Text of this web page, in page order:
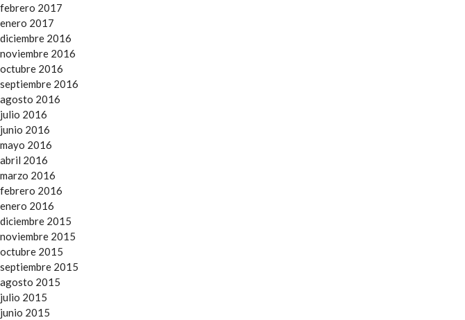
febrero 2017
enero 2017
diciembre 2016
noviembre 2016
octubre 2016
septiembre 2016
agosto 2016
julio 2016
junio 2016
mayo 2016
abril 2016
marzo 2016
febrero 2016
enero 2016
diciembre 2015
noviembre 2015
octubre 2015
septiembre 2015
agosto 2015
julio 2015
junio 2015